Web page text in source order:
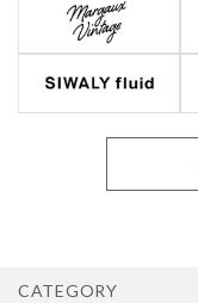
CATEGORY